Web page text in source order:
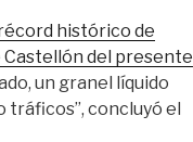
histórico de
Castellón del presente
un granel líquido
tráficos”, concluyó el